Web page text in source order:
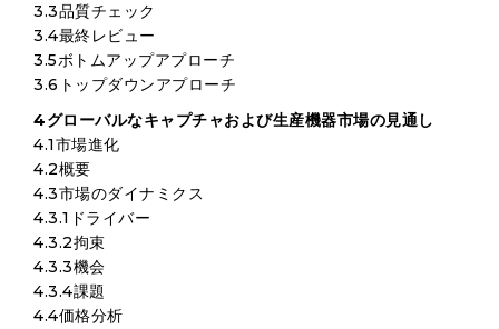
3.3品質チェック
3.4最終レビュー
3.5ボトムアップアプローチ
3.6トップダウンアプローチ
4グローバルなキャプチャおよび生産機器市場の見通し
4.1市場進化
4.2概要
4.3市場のダイナミクス
4.3.1ドライバー
4.3.2拘束
4.3.3機会
4.3.4課題
4.4価格分析